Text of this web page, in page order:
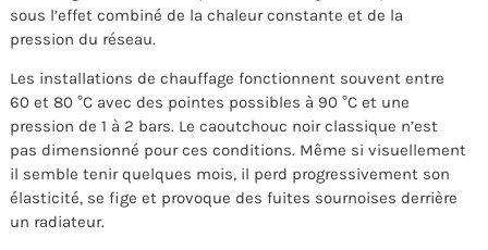
sous l’effet combiné de la chaleur constante et de la
pression du réseau.
Les installations de chauffage fonctionnent souvent entre
60 et 80 °C avec des pointes possibles à 90 °C et une
pression de 1 à 2 bars. Le caoutchouc noir classique n’est
pas dimensionné pour ces conditions. Même si visuellement
il semble tenir quelques mois, il perd progressivement son
élasticité, se fige et provoque des fuites sournoises derrière
un radiateur.